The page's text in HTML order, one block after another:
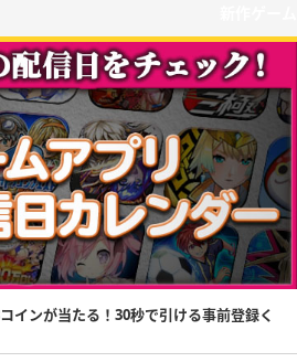
インが当たる！30秒で引ける事前登録く